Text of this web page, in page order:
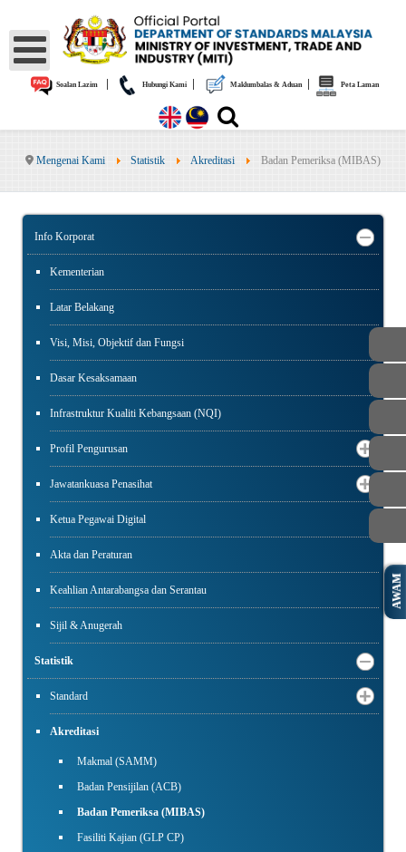
Soalan Lazim| Hubungi Kami| Maklumbalas & Aduan| Peta Laman
Mengenai Kami Statistik Akreditasi Badan Pemeriksa (MIBAS)
Info Korporat
Kementerian
Latar Belakang
Visi, Misi, Objektif dan Fungsi
Dasar Kesaksamaan
Infrastruktur Kualiti Kebangsaan (NQI)
Profil Pengurusan
Jawatankuasa Penasihat
Ketua Pegawai Digital
Akta dan Peraturan
Keahlian Antarabangsa dan Serantau
Sijil & Anugerah
Statistik
Standard
Akreditasi
Makmal (SAMM)
Badan Pensijilan (ACB)
Badan Pemeriksa (MIBAS)
Fasiliti Kajian (GLP CP)
AWAM